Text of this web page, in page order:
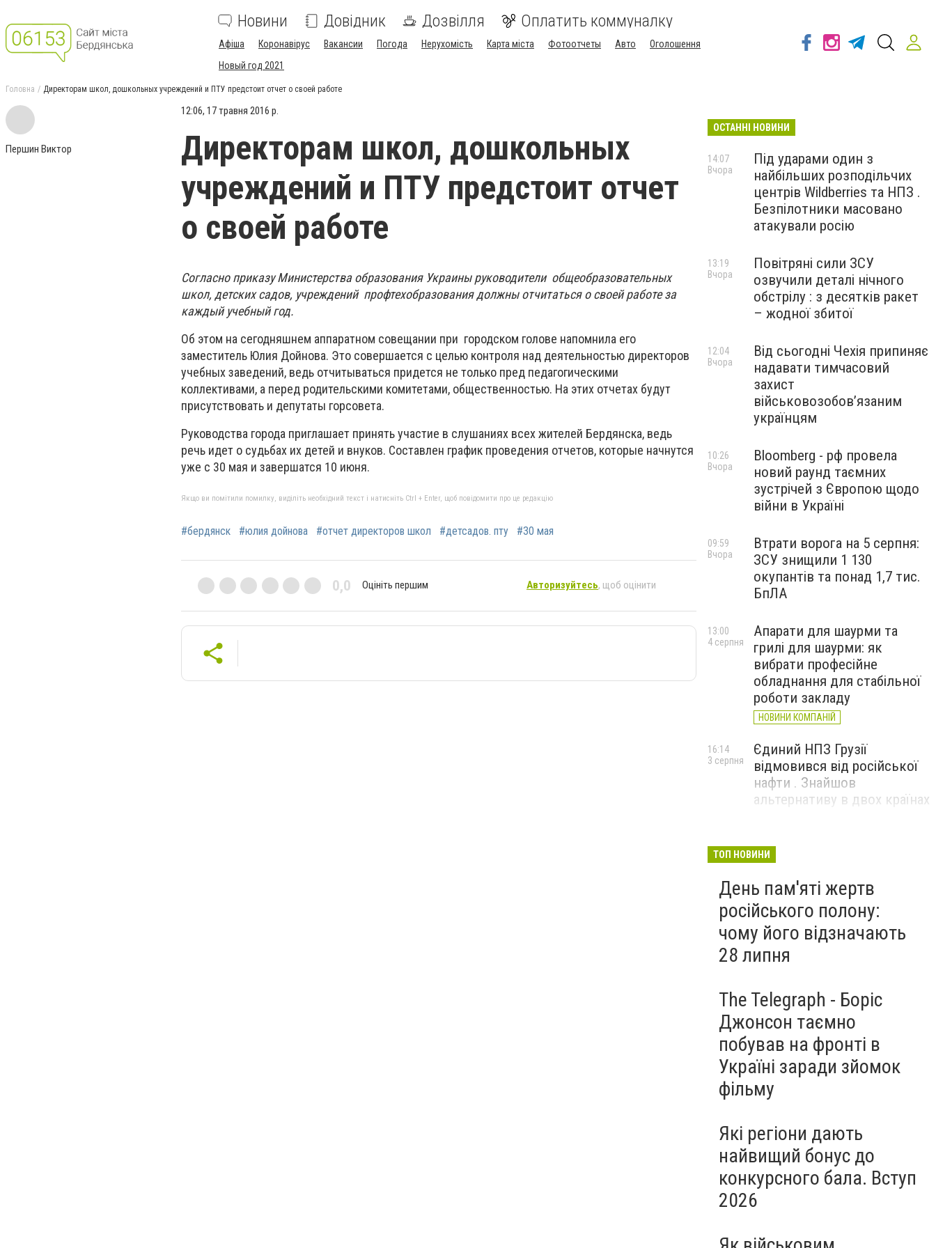
Новини Довідник Дозвілля Оплатить коммуналку
Афіша Коронавірус Вакансии Погода Нерухомість Карта міста Фотоотчеты Авто
Оголошення
Новый год 2021
Головна Директорам школ, дошкольных учреждений и ПТУ предстоит отчет о своей работе
Першин Виктор
12:06, 17 травня 2016 р.
Директорам школ, дошкольных
учреждений и ПТУ предстоит отчет
о своей работе
Согласно приказу Министерства образования Украины руководители общеобразовательных
школ, детских садов, учреждений профтехобразования должны отчитаться о своей работе за
каждый учебный год.
Об этом на сегодняшнем аппаратном совещании при городском голове напомнила его
заместитель Юлия Дойнова. Это совершается с целью контроля над деятельностью директоров
учебных заведений, ведь отчитываться придется не только пред педагогическими
коллективами, а перед родительскими комитетами, общественностью. На этих отчетах будут
присутствовать и депутаты горсовета.
Руководства города приглашает принять участие в слушаниях всех жителей Бердянска, ведь
речь идет о судьбах их детей и внуков. Составлен график проведения отчетов, которые начнутся
уже с 30 мая и завершатся 10 июня.
Якщо ви помітили помилку, виділіть необхідний текст і натисніть Ctrl + Enter, щоб повідомити про це редакцію
#бердянск #юлия дойнова #отчет директоров школ #детсадов. пту #30 мая
0,0 Оцініть першим Авторизуйтесь, щоб оцінити
ОСТАННІ НОВИНИ
Під ударами один з
найбільших розподільчих
центрів Wildberries та НПЗ .
Безпілотники масовано
атакували росію
14:07
Вчора
Повітряні сили ЗСУ
озвучили деталі нічного
обстрілу : з десятків ракет
– жодної збитої
13:19
Вчора
Від сьогодні Чехія припиняє
надавати тимчасовий
захист
військовозобов’язаним
українцям
12:04
Вчора
Bloomberg - рф провела
новий раунд таємних
зустрічей з Європою щодо
війни в Україні
10:26
Вчора
Втрати ворога на 5 серпня:
ЗСУ знищили 1 130
окупантів та понад 1,7 тис.
БпЛА
09:59
Вчора
Апарати для шаурми та
грилі для шаурми: як
вибрати професійне
обладнання для стабільної
роботи закладу
НОВИНИ КОМПАНІЙ
13:00
4 серпня
Єдиний НПЗ Грузії
відмовився від російської
нафти . Знайшов
альтернативу в двох країнах
16:14
3 серпня
ЗСУ на Wildberries . 200 млрд
рф
3 серпня
ТОП НОВИНИ
День пам'яті жертв
російського полону:
чому його відзначають
28 липня
The Telegraph - Боріс
Джонсон таємно
побував на фронті в
Україні заради зйомок
фільму
Які регіони дають
найвищий бонус до
конкурсного бала. Вступ
2026